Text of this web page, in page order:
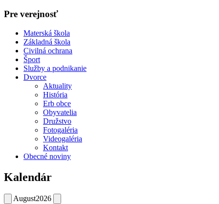
Pre verejnosť
Materská škola
Základná škola
Civilná ochrana
Šport
Služby a podnikanie
Dvorce
Aktuality
História
Erb obce
Obyvatelia
Družstvo
Fotogaléria
Videogaléria
Kontakt
Obecné noviny
Kalendár
August2026